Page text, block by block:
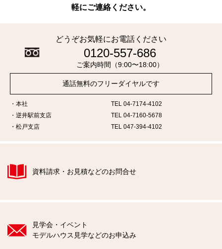
軽にご連絡ください。
どうぞお気軽にお電話ください
0120-557-686
ご案内時間（9:00〜18:00）
通話無料のフリーダイヤルです
本社
TEL 04-7174-4102
逆井駅前支店
TEL 04-7160-5678
松戸支店
TEL 047-394-4102
資料請求・お見積などのお問合せ
見学会・イベント
モデルハウス見学などのお申込み